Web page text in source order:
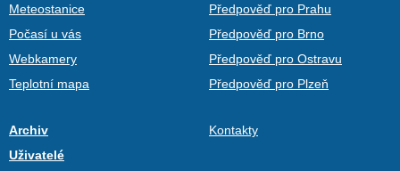
Meteostanice
Počasí u vás
Webkamery
Teplotní mapa
Předpověď pro Prahu
Předpověď pro Brno
Předpověď pro Ostravu
Předpověď pro Plzeň
Archiv
Uživatelé
Kontakty